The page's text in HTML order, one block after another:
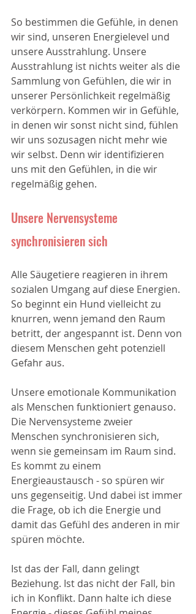
So bestimmen die Gefühle, in denen
wir sind, unseren Energielevel und
unsere Ausstrahlung. Unsere
Ausstrahlung ist nichts weiter als die
Sammlung von Gefühlen, die wir in
unserer Persönlichkeit regelmäßig
verkörpern. Kommen wir in Gefühle,
in denen wir sonst nicht sind, fühlen
wir uns sozusagen nicht mehr wie
wir selbst. Denn wir identifizieren
uns mit den Gefühlen, in die wir
regelmäßig gehen.
Unsere Nervensysteme
synchronisieren sich
Alle Säugetiere reagieren in ihrem
sozialen Umgang auf diese Energien.
So beginnt ein Hund vielleicht zu
knurren, wenn jemand den Raum
betritt, der angespannt ist. Denn von
diesem Menschen geht potenziell
Gefahr aus.
Unsere emotionale Kommunikation
als Menschen funktioniert genauso.
Die Nervensysteme zweier
Menschen synchronisieren sich,
wenn sie gemeinsam im Raum sind.
Es kommt zu einem
Energieaustausch - so spüren wir
uns gegenseitig. Und dabei ist immer
die Frage, ob ich die Energie und
damit das Gefühl des anderen in mir
spüren möchte.
Ist das der Fall, dann gelingt
Beziehung. Ist das nicht der Fall, bin
ich in Konflikt. Dann halte ich diese